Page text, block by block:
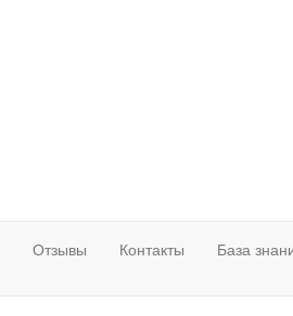
Отзывы Контакты База